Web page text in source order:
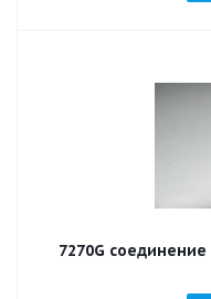
7270G